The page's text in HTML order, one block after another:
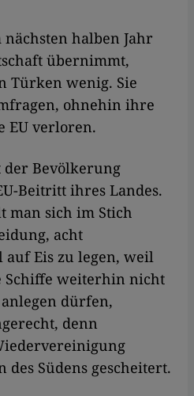
nächsten halben Jahr
übernimmt,
Türken wenig. Sie
ohnehin ihre
EU verloren.
der Bevölkerung
Beitritt ihres Landes.
man sich im Stich
acht
Eis zu legen, weil
Schiffe weiterhin nicht
dürfen,
denn
des Südens gescheitert.